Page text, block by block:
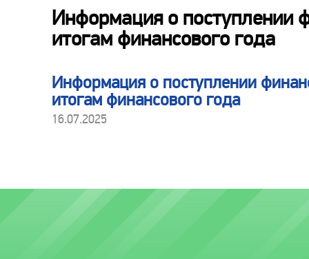
Информация о поступлении
итогам финансового года
Информация о поступлении
итогам финансового года
16.07.2025